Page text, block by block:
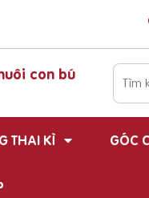
con bú
THAI KÌ GÓC